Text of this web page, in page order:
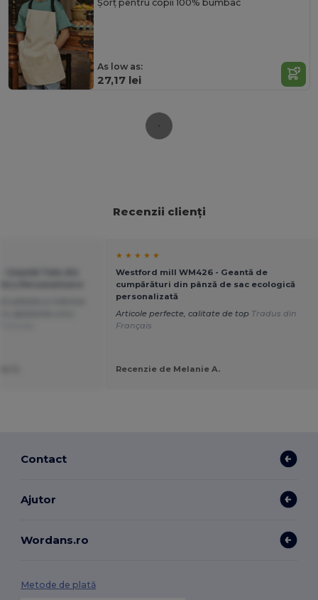
Șorț pentru copii 100% bumbac
As low as:
27,17 lei
Recenzii clienți
★ ★ ★ ★ ★
Westford mill WM426 - Geantă de
cumpărături din pânză de sac ecologică
personalizată
Articole perfecte, calitate de top Tradus din
Français
Recenzie de Melanie A.
Contact
Ajutor
Wordans.ro
Metode de plată